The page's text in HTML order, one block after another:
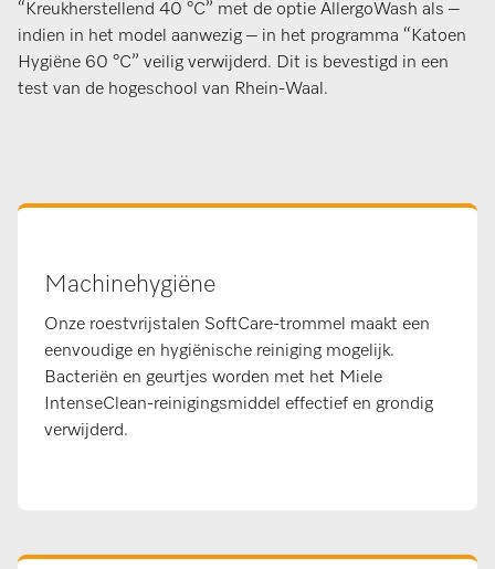
“Kreukherstellend 40 °C” met de optie AllergoWash als –
indien in het model aanwezig – in het programma “Katoen
Hygiëne 60 °C” veilig verwijderd. Dit is bevestigd in een
test van de hogeschool van Rhein-Waal.
Machinehygiëne
Onze roestvrijstalen SoftCare-trommel maakt een
eenvoudige en hygiënische reiniging mogelijk.
Bacteriën en geurtjes worden met het Miele
IntenseClean-reinigingsmiddel effectief en grondig
verwijderd.